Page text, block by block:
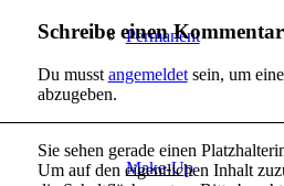
Permanent
Make-Up
Schreibe einen Kommentar
Du musst angemeldetsein, um
abzugeben.
Sie sehen gerade einen
Um auf den eigentlichen Inhalt